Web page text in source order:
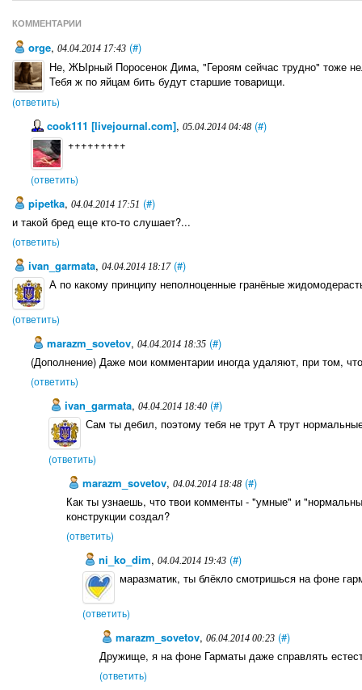
КОММЕНТАРИИ
orge, 04.04.2014 17:43 (#)
Не, ЖЫрный Поросенок Дима, "Героям сейчас трудно" тоже
Тебя ж по яйцам бить будут старшие товарищи.
(ответить)
cook111 [livejournal.com], 05.04.2014 04:48 (#)
+++++++++
(ответить)
pipetka, 04.04.2014 17:51 (#)
и такой бред еще кто-то слушает?...
(ответить)
ivan_garmata, 04.04.2014 18:17 (#)
А по какому принципу неполноценные гранёные
(ответить)
marazm_sovetov, 04.04.2014 18:35 (#)
(Дополнение) Даже мои комментарии иногда удаляют, при том,
(ответить)
ivan_garmata,04.04.2014 18:40 (#)
Сам ты дебил, поэтому тебя не трут А трут
(ответить)
marazm_sovetov, 04.04.2014 18:48 (#)
Как ты узнаешь, что твои комменты - "умные" и
конструкции создал?
(ответить)
ni_ko_dim,04.04.2014 19:43 (#)
маразматик, ты блёкло смотришься на фоне
(ответить)
marazm_sovetov, 06.04.2014 00:23 (#)
Дружище, я на фоне Гарматы даже справлять
(ответить)